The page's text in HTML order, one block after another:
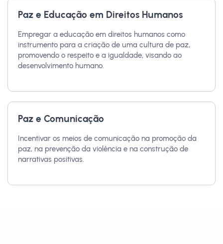
Paz e Educação em Direitos Humanos
Empregar a educação em direitos humanos como
instrumento para a criação de uma cultura de paz,
promovendo o respeito e a igualdade, visando ao
desenvolvimento humano.
Paz e Comunicação
Incentivar os meios de comunicação na promoção da
paz, na prevenção da violência e na construção de
narrativas positivas.